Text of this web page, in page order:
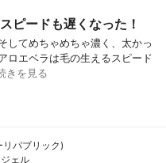
ピードも遅くなった！
してめちゃめちゃ濃く、太かっ
ロエベラは毛の生えるスピード
きを見る
リパブリック)
ェル